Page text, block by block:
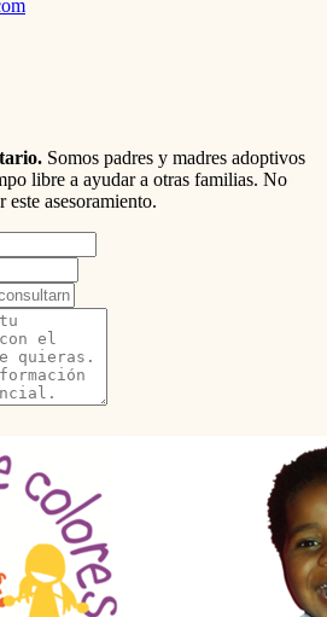
Somos padres y madres adoptivos
libre a ayudar a otras familias. No
este asesoramiento.